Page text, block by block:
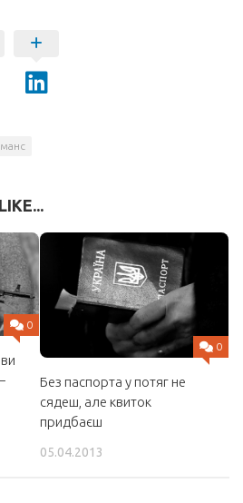
0
0
Без паспорта у потяг не
сядеш, але квиток
придбаєш
05.04.2013